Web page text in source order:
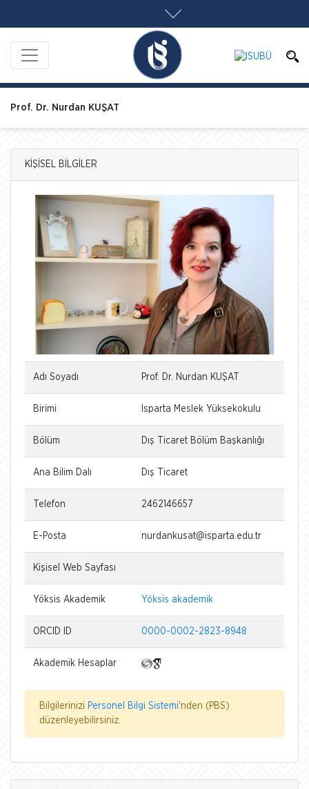
Prof. Dr. Nurdan KUŞAT
KİŞİSEL BİLGİLER
Adı Soyadı Prof. Dr. Nurdan KUŞAT
Birimi Isparta Meslek Yüksekokulu
Bölüm Dış Ticaret Bölüm Başkanlığı
Ana Bilim Dalı Dış Ticaret
Telefon 2462146657
E-Posta nurdankusat@isparta.edu.tr
Kişisel Web Sayfası
Yöksis Akademik Yöksis akademik
ORCID ID 0000-0002-2823-8948
Akademik Hesaplar
Bilgilerinizi Personel Bilgi Sistemi'nden (PBS)
düzenleyebilirsiniz.